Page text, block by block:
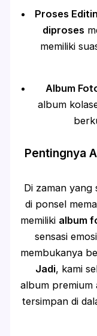
Proses
diproses
memiliki
Album
album
Pentingnya
Di zaman
di ponsel
memiliki album
sensasi
membukanya
Jadi, kami
album premium
tersimpan di